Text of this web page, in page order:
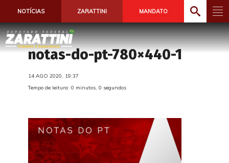
NOTÍCIAS ZARATTINI MANDATO
notas-do-pt-780×440-1
14 AGO 2020, 19:37
Tempo de leitura: 0 minutos, 0 segundos